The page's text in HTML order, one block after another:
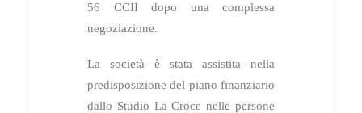
56 CCII dopo una complessa
negoziazione.
La società è stata assistita nella
predisposizione del piano finanziario
dallo Studio La Croce nelle persone